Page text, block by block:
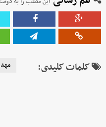
کلمات کلیدی: